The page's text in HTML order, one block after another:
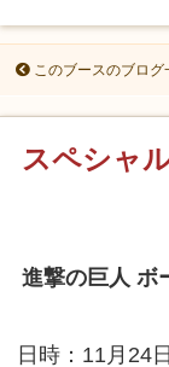
このブースのブログ
スペシャ
進撃の巨人 ボ
日時：11月24